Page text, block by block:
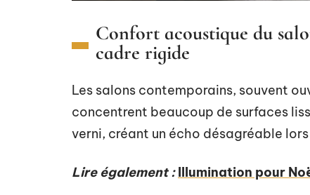
Confort acoustique du
cadre rigide
Les salons contemporains, souvent
concentrent beaucoup de surfaces
verni, créant un écho désagréable
Lire également : Illumination pour